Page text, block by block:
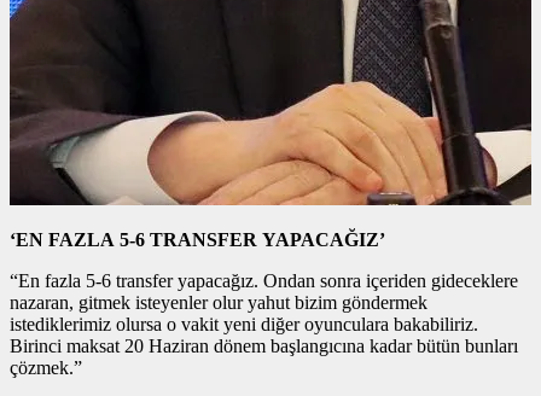
‘EN FAZLA 5-6 TRANSFER YAPACAĞIZ’
“En fazla 5-6 transfer yapacağız. Ondan sonra içeriden gideceklere
nazaran, gitmek isteyenler olur yahut bizim göndermek
istediklerimiz olursa o vakit yeni diğer oyunculara bakabiliriz.
Birinci maksat 20 Haziran dönem başlangıcına kadar bütün bunları
çözmek.”